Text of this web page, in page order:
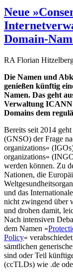
Neue
Domain-
RA Florian
Die Namen und
genießen künftig
Namen. Das geht
Verwaltung ICANN
Domains dem
Bereits seit 2014
(GNSO) der Frage
organizations«
organizations«
werden können. Zu
Nationen, die
und das
nicht zwingend über
und drohen damit,
Nach intensiven
dem Namen »
Policy«
sämtlichen
sind oder Teil
(ccTLDs) wie .de